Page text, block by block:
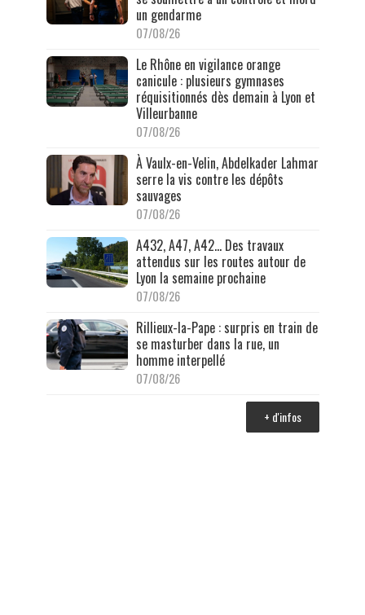
un gendarme
07/08/26
Le Rhône en vigilance orange
canicule : plusieurs gymnases
réquisitionnés dès demain à Lyon et
Villeurbanne
07/08/26
À Vaulx-en-Velin, Abdelkader Lahmar
serre la vis contre les dépôts
sauvages
07/08/26
A432, A47, A42… Des travaux
attendus sur les routes autour de
Lyon la semaine prochaine
07/08/26
Rillieux-la-Pape : surpris en train de
se masturber dans la rue, un
homme interpellé
07/08/26
+ d'infos